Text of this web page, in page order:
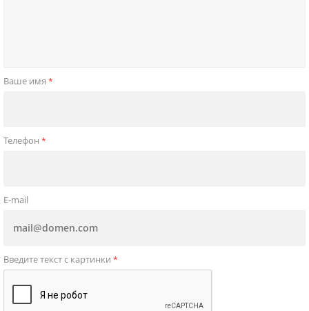
Ваше имя *
Телефон *
E-mail
Введите текст с картинки *